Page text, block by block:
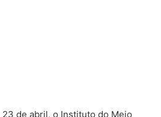
de abril, o Instituto do Meio